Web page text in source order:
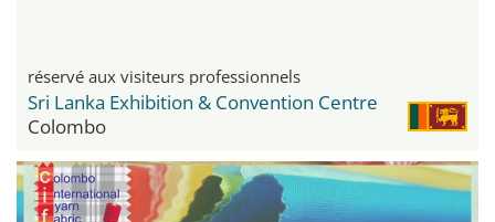
réservé aux visiteurs professionnels
Sri Lanka Exhibition & Convention Centre
Colombo